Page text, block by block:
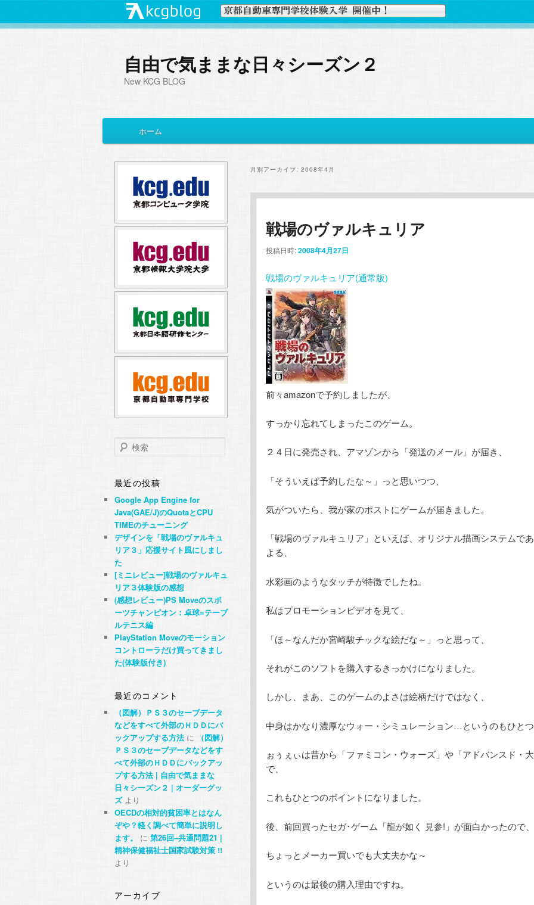
自由で気ままな日々シーズン２
New KCG BLOG
イ
メ
イ
ン
コ
ン
ツ
移
サ
ブ
コ
ン
テ
へ
動
ホーム
月別アーカイブ: 2008年4月
戦場のヴァルキュリア
投稿日時:2008年4月27日
戦場のヴァルキュリア(通常版)
前々amazonで予約しましたが、
すっかり忘れてしまったこのゲーム。
２４日に発売され、アマゾンから「発送のメール」が届き、
「そういえば予約したな～」っと思いつつ、
気がついたら、我が家のポストにゲームが届きました。
「戦場のヴァルキュリア」といえば、オリジナル描画システムで
よる、
水彩画のようなタッチが特徴でしたね。
私はプロモーションビデオを見て、
「ほ～なんだか宮崎駿チックな絵だな～」っと思って、
それがこのソフトを購入するきっかけになりました。
しかし、まあ、このゲームのよさは絵柄だけではなく、
中身はかなり濃厚なウォー・シミュレーション…というのもひと
ぉぅぇぃは昔から「ファミコン・ウォーズ」や「アドバンスド・
で、
これもひとつのポイントになりました。
後、前回買ったセガ･ゲーム「龍が如く 見参!」が面白かったので、
ちょっとメーカー買いでも大丈夫かな～
というのは最後の購入理由ですね。
検
索
最近の投稿
Google App Engine for
Java(GAE/J)のQuotaとCPU
TIMEのチューニング
デザインを「戦場のヴァルキュ
リア３」応援サイト風にしまし
た
[ミニレビュー]戦場のヴァルキュ
リア３体験版の感想
(感想レビュー)PS Moveのスポ
ーツチャンピオン：卓球=テーブ
ルテニス編
PlayStation Moveのモーション
コントローラだけ買ってきまし
た(体験版付き)
最近のコメント
（図解）ＰＳ３のセーブデータ
などをすべて外部のＨＤＤにバ
ックアップする方法に
（図解）
ＰＳ３のセーブデータなどをす
べて外部のＨＤＤにバックアッ
プする方法 | 自由で気ままな
日々シーズン２ | オーダーグッ
ズより
OECDの相対的貧困率とはなん
ぞや？軽く調べて簡単に説明し
ます。
に 第26回–共通問題21 |
精神保健福祉士国家試験対策 !!
より
アーカイブ